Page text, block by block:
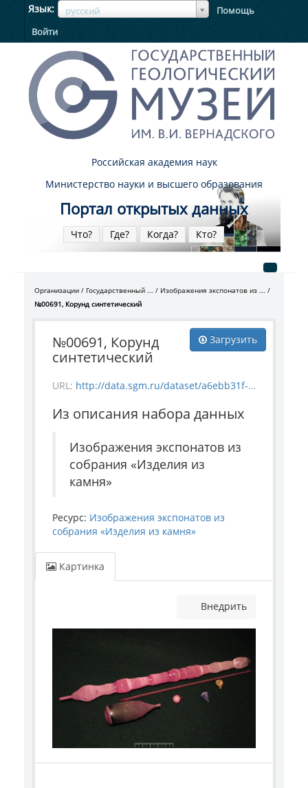
Язык русский
ЯзыкЯзык
Помощь
Войти
Российская академия наук
Министерство науки и высшего образования
Портал открытых данных
Что? Где? Когда? Кто?
Организации Государственный ...
Изображения экспонатов из ...
№00691, Корунд синтетический
Загрузить
№00691, Корунд
синтетический
URL: http://data.sgm.ru/dataset/a6ebb31f-9dc9-4808-b7ac-da3eec9340a6/resource/356906a5-3edd-4775-aa7e-8af251f7ac26/download/stoneproduct_691.jpg
Из описания набора данных
Изображения экспонатов из
собрания «Изделия из
камня»
Ресурс: Изображения экспонатов из
собрания «Изделия из камня»
Картинка
Внедрить